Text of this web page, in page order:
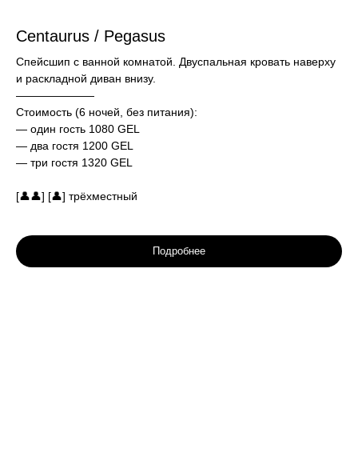
Centaurus / Pegasus
Спейсшип с ванной комнатой. Двуспальная кровать наверху
и раскладной диван внизу.
———————
Стоимость (6 ночей, без питания):
— один гость 1080 GEL
— два гостя 1200 GEL
— три гостя 1320 GEL
[👤👤] [👤] трёхместный
Подробнее